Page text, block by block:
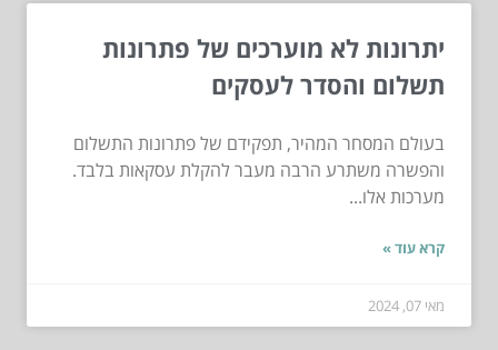
יתרונות לא מוערכים של פתרונות
תשלום והסדר לעסקים
בעולם המסחר המהיר, תפקידם של פתרונות התשלום
והפשרה משתרע הרבה מעבר להקלת עסקאות בלבד.
מערכות אלו...
קרא עוד »
מאי 07, 2024